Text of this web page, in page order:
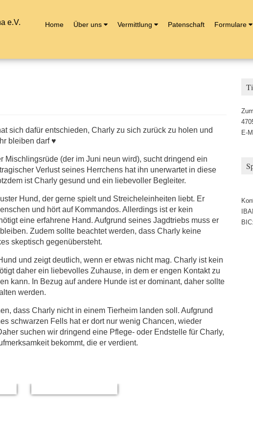
Home Über uns Vermittlung Patenschaft Formulare
sich dafür entschieden, Charly zu sich zurück zu holen und
bleiben darf ♥
Mischlingsrüde (der im Juni neun wird), sucht dringend ein
Verlust seines Herrchens hat ihn unerwartet in diese
ist Charly gesund und ein liebevoller Begleiter.
Hund, der gerne spielt und Streicheleinheiten liebt. Er
und hört auf Kommandos. Allerdings ist er kein
eine erfahrene Hand. Aufgrund seines Jagdtriebs muss er
Zudem sollte beachtet werden, dass Charly keine
skeptisch gegenübersteht.
und zeigt deutlich, wenn er etwas nicht mag. Charly ist kein
daher ein liebevolles Zuhause, in dem er engen Kontakt zu
kann. In Bezug auf andere Hunde ist er dominant, daher sollte
werden.
dass Charly nicht in einem Tierheim landen soll. Aufgrund
schwarzen Fells hat er dort nur wenig Chancen, wieder
suchen wir dringend eine Pflege- oder Endstelle für Charly,
bekommt, die er verdient.
E-
BIC: